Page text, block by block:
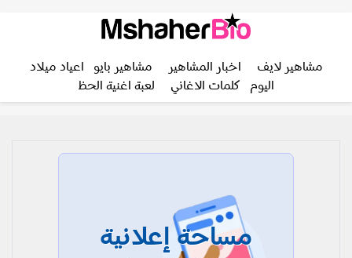
مشاهير لايف اخبار المشاهير مشاهير بايو
اعياد ميلاد
اليوم
كلمات الاغاني لعبة اغنية الحظ
مساحة إعلانية